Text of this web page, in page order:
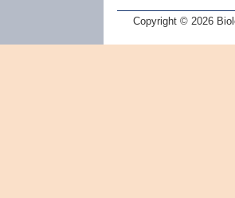
Copyright © 2026